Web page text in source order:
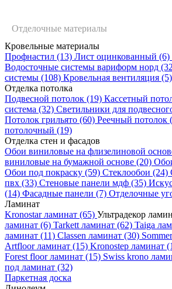
Отделочные материалы
Кровельные материалы
Профнастил (13) Лист оцинкованный (6)
Водосточные системы вариформ норд
системы (108) Кровельная вентиляция (5)
Отделка потолка
Подвесной потолок (19) Кассетный
система (32) Светильники для
Потолок грильято (60) Реечный потолок
потолочный (19)
Отделка стен и фасадов
Обои виниловые на флизелиновой
виниловые на бумажной основе (20)
Обои под покраску (59) Стеклообои (24)
пвх (33) Стеновые панели мдф (35)
(14) Фасадные панели (7) Отделочные
Ламинат
Kronostar ламинат (65) Ультрадекор
ламинат (6) Tarkett ламинат (62) Taiga
ламинат (11) Classen ламинат (30)
Artfloor ламинат (15) Kronostep ламинат
Forest floor ламинат (15) Swiss krono
под ламинат (32)
Паркетная доска
Фильтр
Ультрадекор
(40)
УЛЬТРАДЕКОР
Expert Choice
ламинат дуб
Торнадо (9шт)
(2,22кв.м.)
1285х192х8мм
В наличии